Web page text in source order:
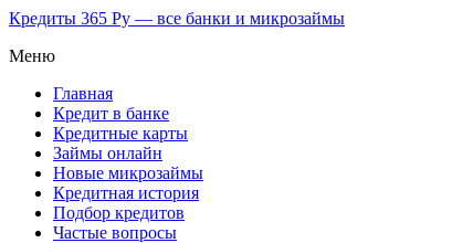
Кредиты 365 Ру — все банки и микрозаймы
Меню
Главная
Кредит в банке
Кредитные карты
Займы онлайн
Новые микрозаймы
Кредитная история
Подбор кредитов
Частые вопросы